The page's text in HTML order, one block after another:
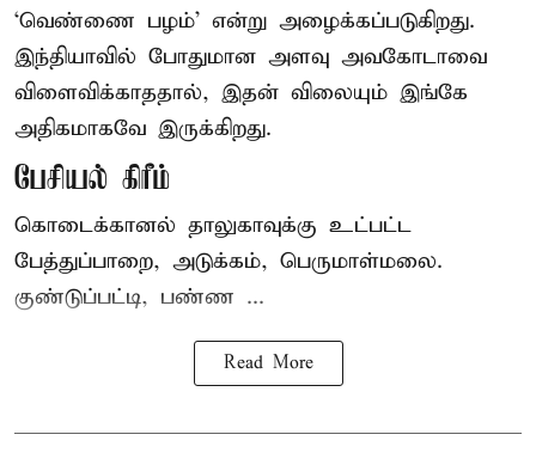
‘வெண்ணை பழம்’ என்று அழைக்கப்படுகிறது.
இந்தியாவில் போதுமான அளவு அவகோடாவை
விளைவிக்காததால், இதன் விலையும் இங்கே
அதிகமாகவே இருக்கிறது.
பேசியல் கிரீம்
கொடைக்கானல் தாலுகாவுக்கு உட்பட்ட
பேத்துப்பாறை, அடுக்கம், பெருமாள்மலை.
குண்டுப்பட்டி, பண்ண ...
Read More